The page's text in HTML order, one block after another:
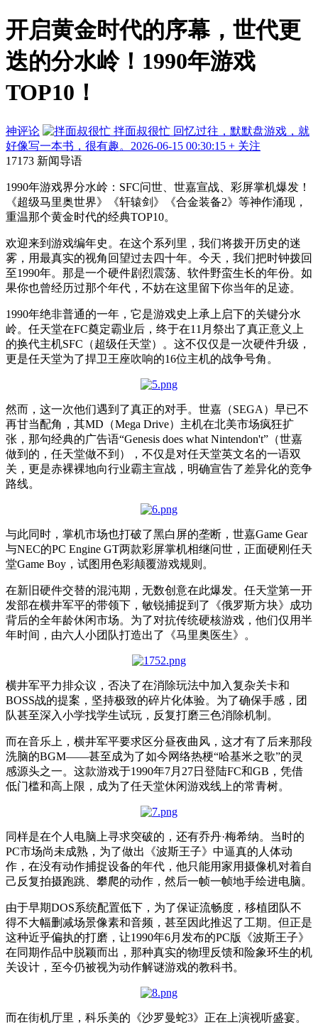
开启黄金时代的序幕，世代更
迭的分水岭！1990年游戏
TOP10！
神评论 拌面叔很忙 回忆过往，默默盘游戏，就
好像写一本书，很有趣。 2026-06-15 00:30:15 + 关注
17173 新闻导语
1990年游戏界分水岭：SFC问世、世嘉宣战、彩屏掌机爆发！
《超级马里奥世界》《轩辕剑》《合金装备2》等神作涌现，
重温那个黄金时代的经典TOP10。
欢迎来到游戏编年史。在这个系列里，我们将拨开历史的迷
雾，用最真实的视角回望过去四十年。今天，我们把时钟拨回
至1990年。那是一个硬件剧烈震荡、软件野蛮生长的年份。如
果你也曾经历过那个年代，不妨在这里留下你当年的足迹。
1990年绝非普通的一年，它是游戏史上承上启下的关键分水
岭。任天堂在FC奠定霸业后，终于在11月祭出了真正意义上
的换代主机SFC（超级任天堂）。这不仅仅是一次硬件升级，
更是任天堂为了捍卫王座吹响的16位主机的战争号角。
然而，这一次他们遇到了真正的对手。世嘉（SEGA）早已不
再甘当配角，其MD（Mega Drive）主机在北美市场疯狂扩
张，那句经典的广告语“Genesis does what Nintendon't”（世嘉
做到的，任天堂做不到），不仅是对任天堂英文名的一语双
关，更是赤裸裸地向行业霸主宣战，明确宣告了差异化的竞争
路线。
与此同时，掌机市场也打破了黑白屏的垄断，世嘉Game Gear
与NEC的PC Engine GT两款彩屏掌机相继问世，正面硬刚任天
堂Game Boy，试图用色彩颠覆游戏规则。
在新旧硬件交替的混沌期，无数创意在此爆发。任天堂第一开
发部在横井军平的带领下，敏锐捕捉到了《俄罗斯方块》成功
背后的全年龄休闲市场。为了对抗传统硬核游戏，他们仅用半
年时间，由六人小团队打造出了《马里奥医生》。
横井军平力排众议，否决了在消除玩法中加入复杂关卡和
BOSS战的提案，坚持极致的碎片化体验。为了确保手感，团
队甚至深入小学找学生试玩，反复打磨三色消除机制。
而在音乐上，横井军平要求区分昼夜曲风，这才有了后来那段
洗脑的BGM——甚至成为了如今网络热梗“哈基米之歌”的灵
感源头之一。这款游戏于1990年7月27日登陆FC和GB，凭借
低门槛和高上限，成为了任天堂休闲游戏线上的常青树。
同样是在个人电脑上寻求突破的，还有乔丹·梅希纳。当时的
PC市场尚未成熟，为了做出《波斯王子》中逼真的人体动
作，在没有动作捕捉设备的年代，他只能用家用摄像机对着自
己反复拍摄跑跳、攀爬的动作，然后一帧一帧地手绘进电脑。
由于早期DOS系统配置低下，为了保证流畅度，移植团队不
得不大幅删减场景像素和音频，甚至因此推迟了工期。但正是
这种近乎偏执的打磨，让1990年6月发布的PC版《波斯王子》
在同期作品中脱颖而出，那种真实的物理反馈和险象环生的机
关设计，至今仍被视为动作解谜游戏的教科书。
而在街机厅里，科乐美的《沙罗曼蛇3》正在上演视听盛宴。